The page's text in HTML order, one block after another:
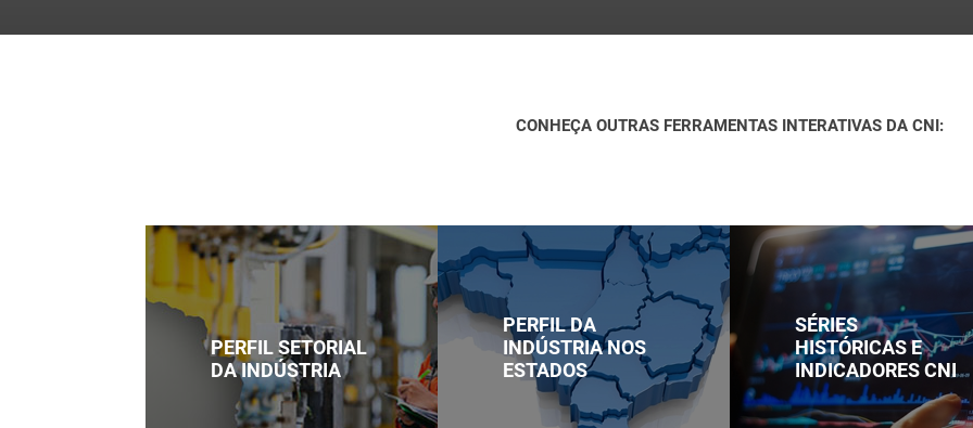
CONHEÇA OUTRAS FERRAMENTAS INTERATIVAS DA CNI:
PERFIL SETORIAL
DA INDÚSTRIA
Perfil da indústria nos estados
"/>
PERFIL DA
INDÚSTRIA NOS
ESTADOS
Séries históricas e indicadores
SÉRIES
HISTÓRICAS E
INDICADORES CNI